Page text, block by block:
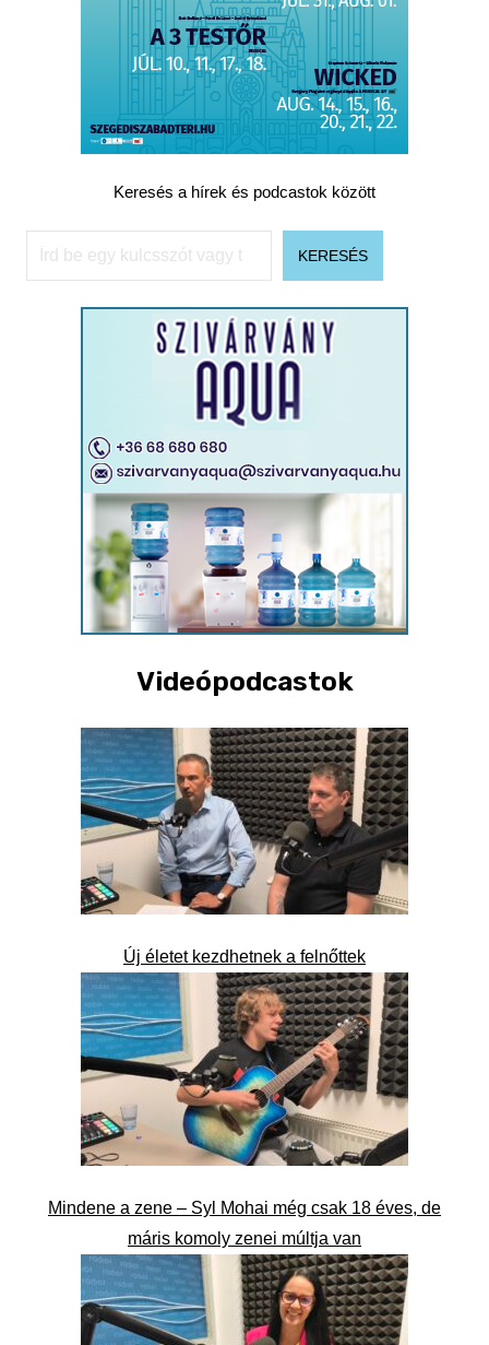
Keresés a hírek és podcastok között
Keresés
KERESÉS
Videópodcastok
Új életet kezdhetnek a felnőttek
Mindene a zene – Syl Mohai még csak 18 éves, de
máris komoly zenei múltja van